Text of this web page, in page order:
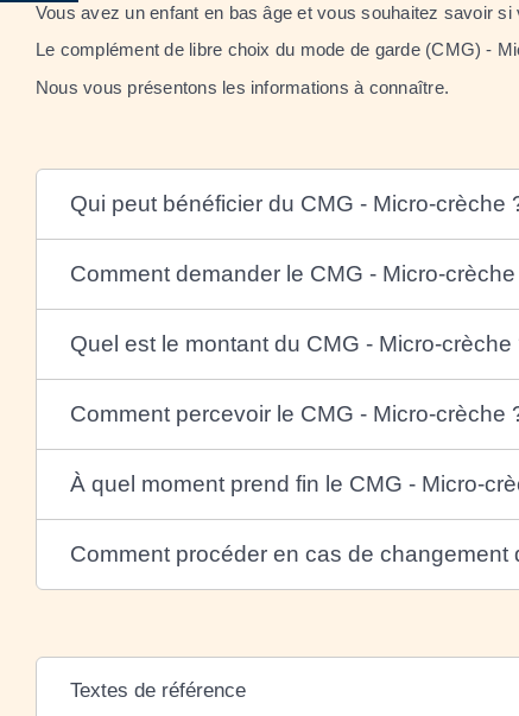
Vous avez un enfant en bas âge et vous souhaitez savoir
Le complément de libre choix du mode de garde (CMG) -
Nous vous présentons les informations à connaître.
Qui peut bénéficier du CMG - Micro-crèche
Comment demander le CMG - Micro-crèche
Quel est le montant du CMG - Micro-crèche
Comment percevoir le CMG - Micro-crèche
À quel moment prend fin le CMG - Micro-
Comment procéder en cas de changement
Textes de référence